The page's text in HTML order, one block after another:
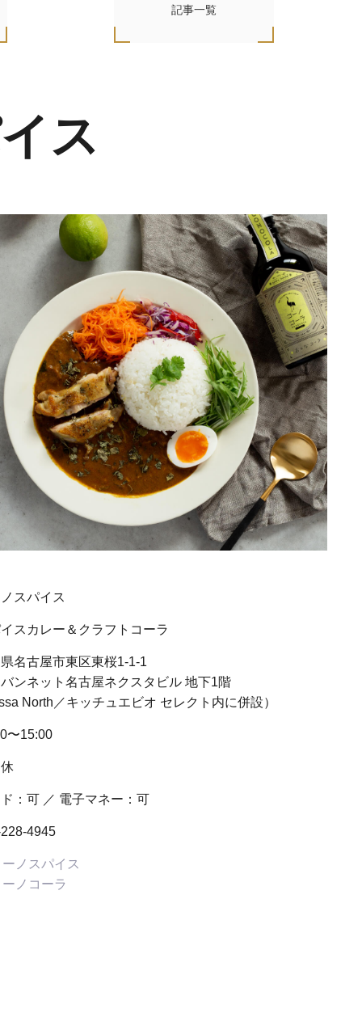
記事一覧
ス
スパイス
スカレー＆クラフトコーラ
名古屋市東区東桜1-1-1
ンネット名古屋ネクスタビル 地下1階
North／キッチュエビオ セレクト内に併設）
〜15:00
：可 ／ 電子マネー：可
4945
ノスパイス
ノコーラ